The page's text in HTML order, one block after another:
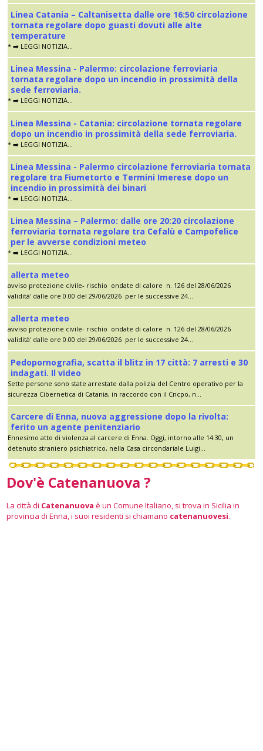
Linea Catania – Caltanisetta dalle ore 16:50 circolazione
tornata regolare dopo guasti dovuti alle alte
temperature
* ➡️ LEGGI NOTIZIA...
Linea Messina - Palermo: circolazione ferroviaria
tornata regolare dopo un incendio in prossimità della
sede ferroviaria.
* ➡️ LEGGI NOTIZIA...
Linea Messina - Catania: circolazione tornata regolare
dopo un incendio in prossimità della sede ferroviaria.
* ➡️ LEGGI NOTIZIA...
Linea Messina - Palermo circolazione ferroviaria tornata
regolare tra Fiumetorto e Termini Imerese dopo un
incendio in prossimità dei binari
* ➡️ LEGGI NOTIZIA...
Linea Messina – Palermo: dalle ore 20:20 circolazione
ferroviaria tornata regolare tra Cefalù e Campofelice
per le avverse condizioni meteo
* ➡️ LEGGI NOTIZIA...
allerta meteo
avviso protezione civile- rischio ondate di calore n. 126 del 28/06/2026
validità' dalle ore 0.00 del 29/06/2026 per le successive 24...
allerta meteo
avviso protezione civile- rischio ondate di calore n. 126 del 28/06/2026
validità' dalle ore 0.00 del 29/06/2026 per le successive 24...
Pedopornografia, scatta il blitz in 17 città: 7 arresti e 30
indagati. Il video
Sette persone sono state arrestate dalla polizia del Centro operativo per la
sicurezza Cibernetica di Catania, in raccordo con il Cncpo, n...
Carcere di Enna, nuova aggressione dopo la rivolta:
ferito un agente penitenziario
Ennesimo atto di violenza al carcere di Enna. Oggi, intorno alle 14.30, un
detenuto straniero psichiatrico, nella Casa circondariale Luigi...
Dov'è Catenanuova ?
La città di Catenanuova è un Comune Italiano, si trova in Sicilia in
provincia di Enna, i suoi residenti si chiamano catenanuovesi.